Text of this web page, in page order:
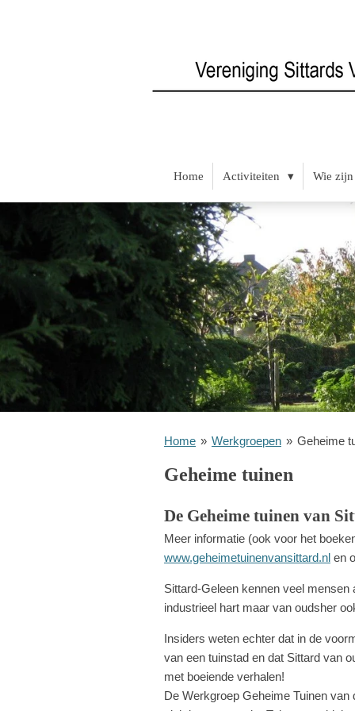
Home Activiteiten Wie
Home » Werkgroepen » Geheime
Geheime tuinen
De Geheime tuinen van
Meer informatie (ook voor het
www.geheimetuinenvansittard.nl en
Sittard-Geleen kennen veel
industrieel hart maar van oudsher
Insiders weten echter dat in de
van een tuinstad en dat Sittard van
met boeiende verhalen!
De Werkgroep Geheime Tuinen